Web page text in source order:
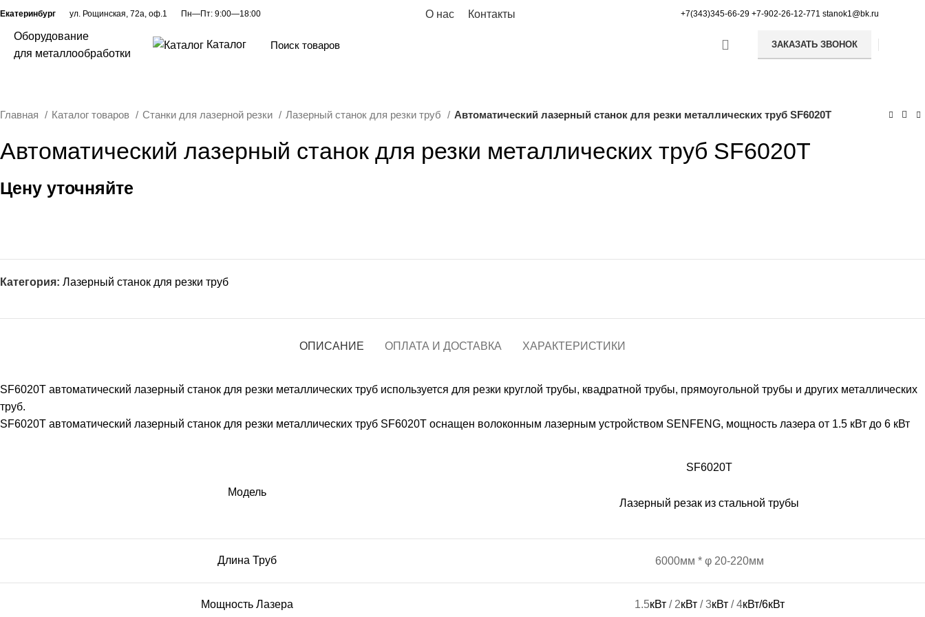
Екатеринбург ул. Рощинская, 72а, оф.1 Пн—Пт: 9:00—18:00 О нас Контакты +7(343)345-66-29 +7-902-26-12-771 stanok1@bk.ru
Оборудование
для металлообработки
Каталог
центр Долбежные станки Криоцилиндры (газификаторы)
станки
Прочее оборудование и станки Распродажа
Б/У
Шлифовальные станки
ЗАКАЗАТЬ ЗВОНОК
Главная Каталог товаров Станки для лазерной резки Лазерный станок для резки труб Автоматический лазерный станок для резки металлических труб SF6020T
Автоматический лазерный станок для резки металлических труб SF6020T
Цену уточняйте
Категория: Лазерный станок для резки труб
ОПИСАНИЕ ОПЛАТА И ДОСТАВКА ХАРАКТЕРИСТИКИ
SF6020T автоматический лазерный станок для резки металлических труб используется для резки круглой трубы, квадратной трубы, прямоугольной трубы и других металлических
труб.
SF6020T автоматический лазерный станок для резки металлических труб SF6020T оснащен волоконным лазерным устройством SENFENG, мощность лазера от 1.5 кВт до 6 кВт
Модель
SF6020T
Лазерный резак из стальной трубы
Длина Труб 6000мм * φ 20-220мм
Мощность Лазера 1.5кВт/ 2кВт/ 3кВт/ 4кВт/6кВт